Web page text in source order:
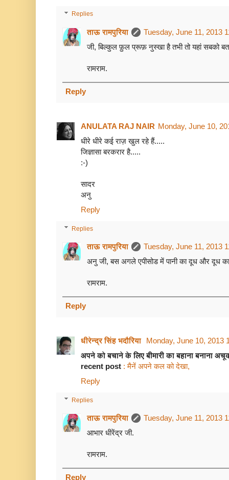
Replies
ताऊ रामपुरिया
Tuesday, June 11, 2013
जी, बिल्कुल फ़ुल प्रूफ़ नुस्खा है तभी तो यहां सबको
रामराम.
Reply
ANULATA RAJ NAIR Monday, June 10,
धीरे धीरे कई राज़ खुल रहे हैं.....
जिज्ञासा बरकरार है.....
:-)
सादर
अनु
Reply
Replies
ताऊ रामपुरिया
Tuesday, June 11, 2013
अनु जी, बस अगले एपीसोड में पानी का दूध और दूध
रामराम.
Reply
धीरेन्द्र सिंह भदौरिया Monday, June 10, 2013
अपने को बचाने के लिए बीमारी का बहाना बनाना
recent post : मैनें अपने कल को देखा,
Reply
Replies
ताऊ रामपुरिया
Tuesday, June 11, 2013
आभार धीरेंद्र जी.
रामराम.
Reply